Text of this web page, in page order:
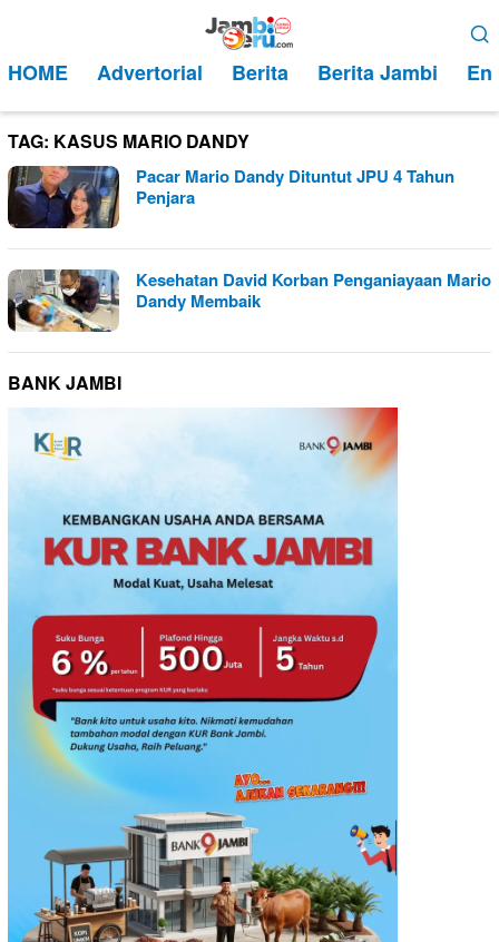
kontenMobile
HOME Advertorial Berita Berita Jambi
TAG: KASUS MARIO DANDY
Pacar Mario Dandy Dituntut JPU 4 Tahun
Penjara
Kesehatan David Korban Penganiayaan Mario
Dandy Membaik
BANK JAMBI